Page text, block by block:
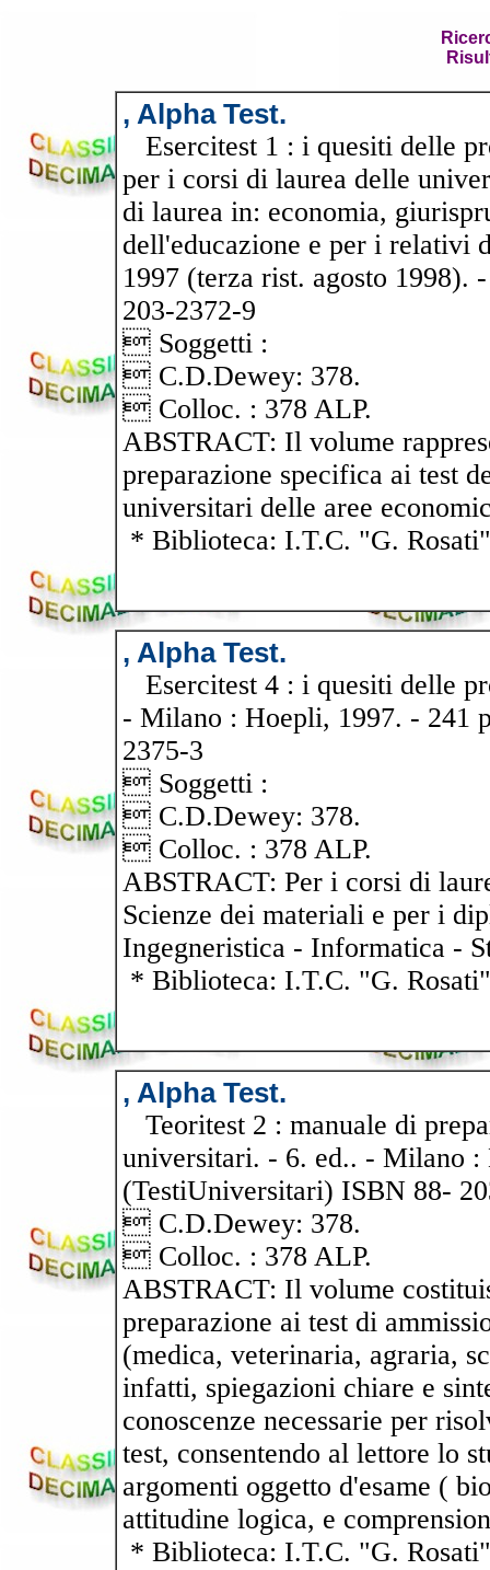
, Alpha Test.
Esercitest 1 : i quesiti delle
per i corsi di laurea delle
di laurea in: economia,
dell'educazione e per i
1997 (terza rist. agosto
203-2372-9
 Soggetti :
 C.D.Dewey: 378.
 Colloc. : 378 ALP.
ABSTRACT: Il volume
preparazione specifica ai test
universitari delle aree
* Biblioteca: I.T.C. "G. Rosati"
, Alpha Test.
Esercitest 4 : i quesiti delle
- Milano : Hoepli, 1997. - 241
2375-3
 Soggetti :
 C.D.Dewey: 378.
 Colloc. : 378 ALP.
ABSTRACT: Per i corsi di
Scienze dei materiali e per i
Ingegneristica - Informatica -
* Biblioteca: I.T.C. "G. Rosati"
, Alpha Test.
Teoritest 2 : manuale di
universitari. - 6. ed.. - Milano
(TestiUniversitari) ISBN 88-
 C.D.Dewey: 378.
 Colloc. : 378 ALP.
ABSTRACT: Il volume
preparazione ai test di
(medica, veterinaria, agraria,
infatti, spiegazioni chiare e
conoscenze necessarie per
test, consentendo al lettore lo
argomenti oggetto d'esame (
attitudine logica, e
* Biblioteca: I.T.C. "G. Rosati"